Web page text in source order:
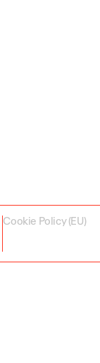
Cookie Policy (EU)